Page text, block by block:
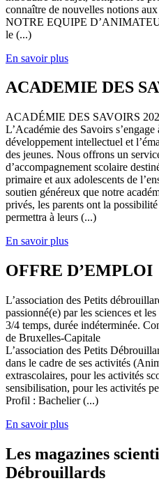
connaître de nouvelles notions
NOTRE EQUIPE
le (...)
En savoir plus
ACADEMIE DES
ACADÉMIE DES SAVOIRS
L’Académie des Savoirs
développement intellectuel et
des jeunes. Nous offrons un
d’accompagnement scolaire
primaire et aux adolescents de
soutien généreux que notre
privés, les parents ont la
permettra à leurs (...)
En savoir plus
OFFRE D’EMPLOI
L’association des Petits
passionné(e) par les sciences et
3/4 temps, durée indéterminée.
de Bruxelles-Capitale
L’association des Petits
dans le cadre de ses activités
extrascolaires, pour les activités
sensibilisation, pour les activités
Profil : Bachelier (...)
En savoir plus
Les magazines
Débrouillards